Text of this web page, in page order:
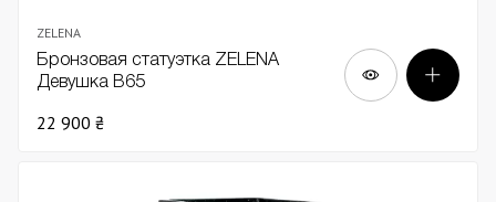
ZELENA
Бронзовая статуэтка ZELENA
Девушка В65
22 900 ₴